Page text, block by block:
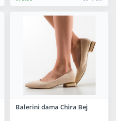
Balerini dama Chira Bej